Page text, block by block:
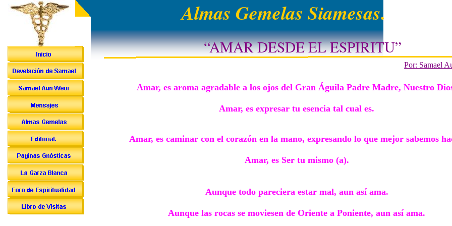
Almas Gemelas Siamesas.
“AMAR DESDE EL ESPIRITU”
Amar, es aroma agradable a los ojos del Gran Águila Padre Madre, Nuestro
Amar, es expresar tu esencia tal cual es.
Amar, es caminar con el corazón en la mano, expresando lo que mejor sabemos
Amar, es Ser tu mismo (a).
Aunque todo pareciera estar mal, aun así ama.
Aunque las rocas se moviesen de Oriente a Poniente, aun así ama.
Por: Samael